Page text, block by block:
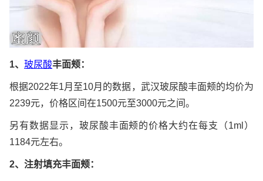
1、 玻尿酸丰面颊：
根据2022年1月至10月的数据，武汉玻尿酸丰面颊的均价为
2239元，价格区间在1500元至3000元之间。
另有数据显示，玻尿酸丰面颊的价格大约在每支（1ml）
1184元左右。
2、注射填充丰面颊：